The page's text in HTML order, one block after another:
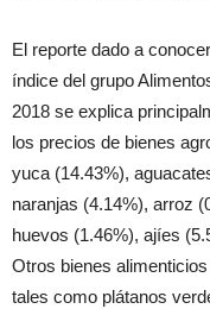
El reporte dado a
índice del grupo
2018 se explica
los precios de bienes
yuca (14.43%),
naranjas (4.14%), arroz
huevos (1.46%), ajíes
Otros bienes
tales como plátanos